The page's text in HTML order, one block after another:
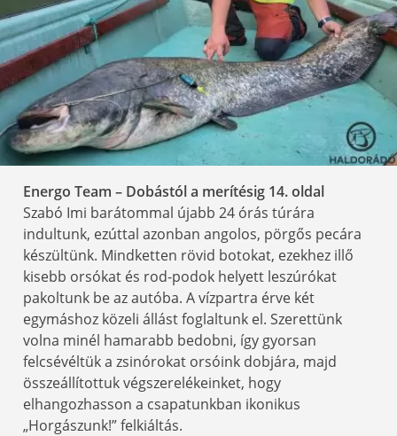
Energo Team – Dobástól a merítésig 14. oldal
Szabó Imi barátommal újabb 24 órás túrára
indultunk, ezúttal azonban angolos, pörgős pecára
készültünk. Mindketten rövid botokat, ezekhez illő
kisebb orsókat és rod-podok helyett leszúrókat
pakoltunk be az autóba. A vízpartra érve két
egymáshoz közeli állást foglaltunk el. Szerettünk
volna minél hamarabb bedobni, így gyorsan
felcsévéltük a zsinórokat orsóink dobjára, majd
összeállítottuk végszerelékeinket, hogy
elhangozhasson a csapatunkban ikonikus
„Horgászunk!” felkiáltás.